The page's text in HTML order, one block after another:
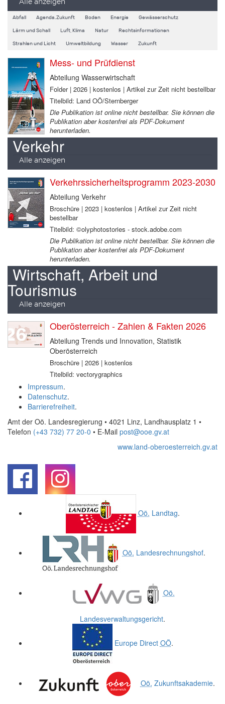
Alle anzeigen
Abfall Agenda.Zukunft Boden Energie Gewässerschutz
Lärm und Schall Luft, Klima Natur Rechtsinformationen
Strahlen und Licht Umweltbildung Wasser Zukunft
Mess- und Prüfdienst
Abteilung Wasserwirtschaft
Folder | 2026 | kostenlos | Artikel zur Zeit nicht bestellbar
Titelbild: Land OÖ/Sternberger
Die Publikation ist online nicht bestellbar. Sie können die
Publikation aber kostenfrei als PDF-Dokument
herunterladen.
Verkehr
Alle anzeigen
Verkehrssicherheitsprogramm 2023-2030
Abteilung Verkehr
Broschüre | 2023 | kostenlos | Artikel zur Zeit nicht
bestellbar
Titelbild: ©olyphotostories - stock.adobe.com
Die Publikation ist online nicht bestellbar. Sie können die
Publikation aber kostenfrei als PDF-Dokument
herunterladen.
Wirtschaft, Arbeit und
Tourismus
Alle anzeigen
Oberösterreich - Zahlen & Fakten 2026
Abteilung Trends und Innovation, Statistik
Oberösterreich
Broschüre | 2026 | kostenlos
Titelbild: vectorygraphics
Impressum.
Datenschutz.
Barrierefreiheit.
Amt der Oö. Landesregierung • 4021 Linz, Landhausplatz 1 •
Telefon (+43 732) 77 20-0 • E-Mail post@ooe.gv.at
www.land-oberoesterreich.gv.at
Oö. Landtag.
Oö. Landesrechnungshof.
Oö.
Landesverwaltungsgericht.
Europe Direct OÖ.
Oö. Zukunftsakademie.